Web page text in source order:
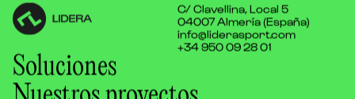
C/ Clavellina, Local 5
04007 Almería (España)
info@liderasport.com
+34 950 09 28 01
Soluciones